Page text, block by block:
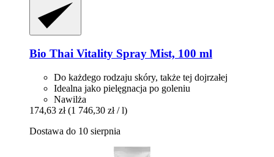
Bio Thai Vitality Spray Mist, 100 ml
Do każdego rodzaju skóry, także tej dojrzałej
Idealna jako pielęgnacja po goleniu
Nawilża
174,63 zł (1 746,30 zł / l)
Dostawa do 10 sierpnia